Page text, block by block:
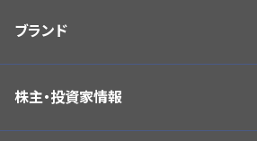
ブランド
株主・投資家情報